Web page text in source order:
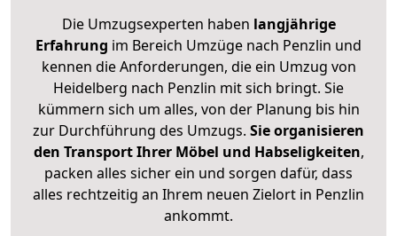
Die Umzugsexperten haben langjährige
Erfahrung im Bereich Umzüge nach Penzlin und
kennen die Anforderungen, die ein Umzug von
Heidelberg nach Penzlin mit sich bringt. Sie
kümmern sich um alles, von der Planung bis hin
zur Durchführung des Umzugs. Sie organisieren
den Transport Ihrer Möbel und Habseligkeiten,
packen alles sicher ein und sorgen dafür, dass
alles rechtzeitig an Ihrem neuen Zielort in Penzlin
ankommt.